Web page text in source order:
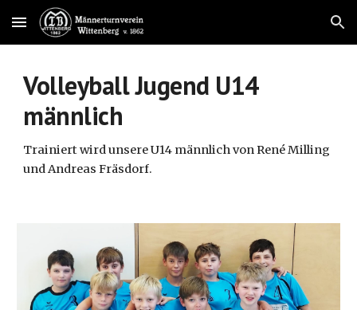
Skip to main content Skip to navigation
Volleyball Jugend U14
männlich
Trainiert wird unsere U14 männlich vonRené Milling
und Andreas Fräsdorf.